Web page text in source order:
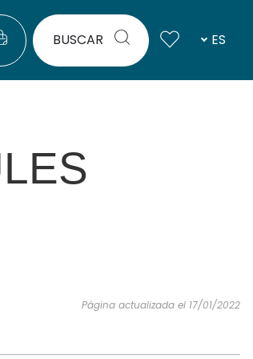
BUSCAR ES
Página actualizada el 17/01/2022